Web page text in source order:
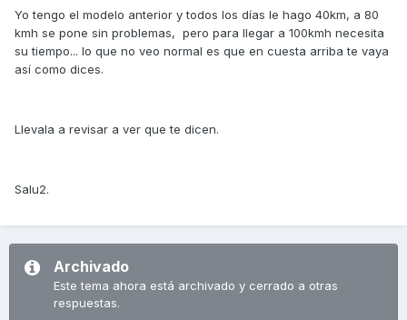
Yo tengo el modelo anterior y todos los días le hago 40km, a 80
kmh se pone sin problemas, pero para llegar a 100kmh necesita
su tiempo... lo que no veo normal es que en cuesta arriba te vaya
así como dices.
Llevala a revisar a ver que te dicen.
Salu2.
Archivado
Este tema ahora está archivado y cerrado a otras
respuestas.